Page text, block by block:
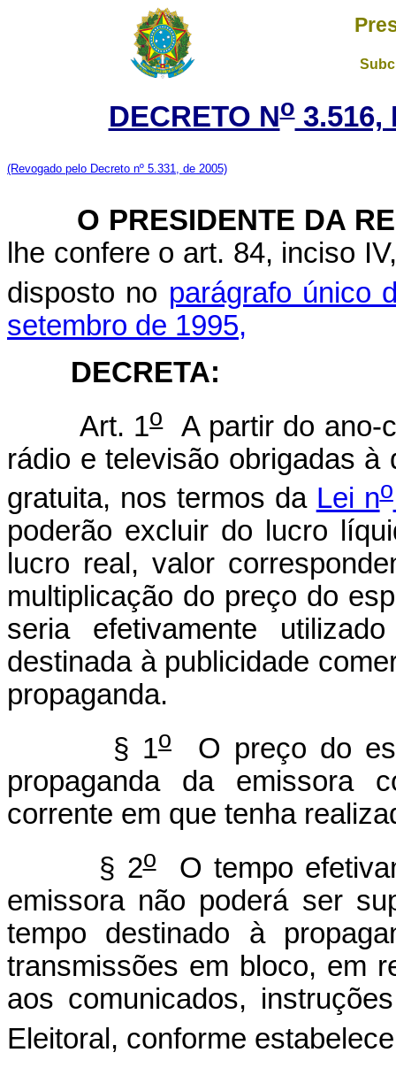
DECRETO No3.516,
(Revogado pelo Decreto nº 5.331, de 2005)
O PRESIDENTE DA
lhe confere o art. 84, inciso
disposto no parágrafo único
setembro de 1995,
DECRETA:
Art. 1oA partir do ano-
rádio e televisão obrigadas à
gratuita, nos termos da Lei no
poderão excluir do lucro
lucro real, valor
multiplicação do preço do
seria efetivamente
destinada à publicidade
propaganda.
§ 1o
O preço do
propaganda da emissora
corrente em que tenha
§ 2oO tempo
emissora não poderá ser
tempo destinado à
transmissões em bloco, em
aos comunicados,
Eleitoral, conforme